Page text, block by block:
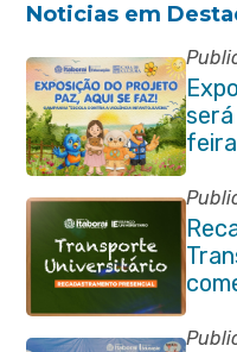
Noticias em
feira